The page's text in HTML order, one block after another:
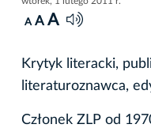
A A A
Krytyk literacki,
literaturoznawca,
Członek ZLP od